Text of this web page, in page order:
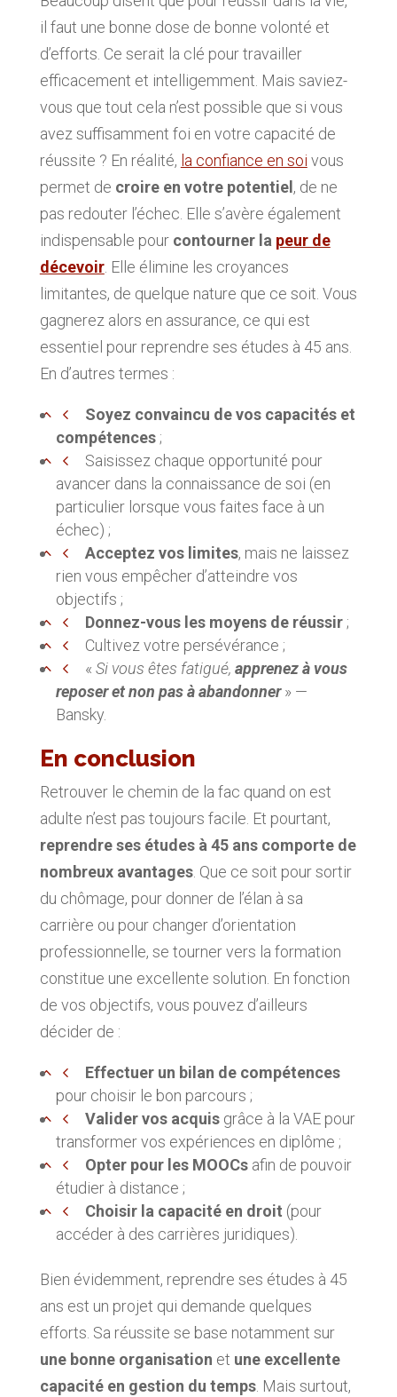
il faut une bonne dose de bonne volonté et
d’efforts. Ce serait la clé pour travailler
efficacement et intelligemment. Mais saviez-
vous que tout cela n’est possible que si vous
avez suffisamment foi en votre capacité de
réussite ? En réalité, la confiance en soi vous
permet de croire en votre potentiel , de ne
pas redouter l’échec. Elle s’avère également
indispensable pour contourner la peur de
décevoir. Elle élimine les croyances
limitantes, de quelque nature que ce soit. Vous
gagnerez alors en assurance, ce qui est
essentiel pour reprendre ses études à 45 ans.
En d’autres termes :
Soyez convaincu de vos capacités et
compétences;
Saisissez chaque opportunité pour
avancer dans la connaissance de soi (en
particulier lorsque vous faites face à un
échec) ;
Acceptez vos limites, mais ne laissez
rien vous empêcher d’atteindre vos
objectifs ;
Donnez-vous les moyens de réussir;
Cultivez votre persévérance ;
« Si vous êtes fatigué, apprenez à vous
reposer et non pas à abandonner» —
Bansky.
En conclusion
Retrouver le chemin de la fac quand on est
adulte n’est pas toujours facile. Et pourtant,
reprendre ses études à 45 ans comporte de
nombreux avantages. Que ce soit pour sortir
du chômage, pour donner de l’élan à sa
carrière ou pour changer d’orientation
professionnelle, se tourner vers la formation
constitue une excellente solution. En fonction
de vos objectifs, vous pouvez d’ailleurs
décider de :
Effectuer un bilan de compétences
pour choisir le bon parcours ;
Valider vos acquis grâce à la VAE pour
transformer vos expériences en diplôme ;
Opter pour les MOOCs afin de pouvoir
étudier à distance ;
Choisir la capacité en droit (pour
accéder à des carrières juridiques).
Bien évidemment, reprendre ses études à 45
ans est un projet qui demande quelques
efforts. Sa réussite se base notamment sur
une bonne organisation et une excellente
capacité en gestion du temps. Mais surtout,